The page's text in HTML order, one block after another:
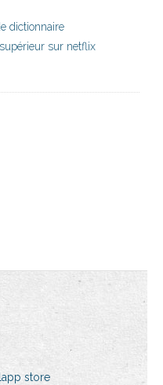
dictionnaire
sur netflix
store